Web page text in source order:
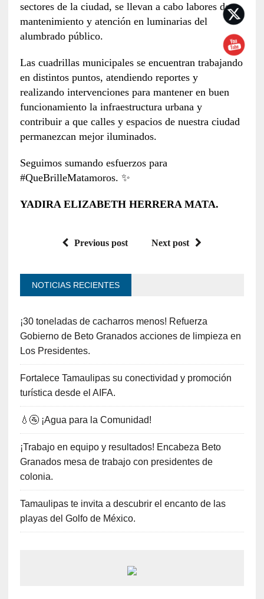
sectores de la ciudad, se llevan a cabo labores de
mantenimiento y atención en luminarias del
alumbrado público.
Las cuadrillas municipales se encuentran trabajando
en distintos puntos, atendiendo reportes y
realizando intervenciones para mantener en buen
funcionamiento la infraestructura urbana y
contribuir a que calles y espacios de nuestra ciudad
permanezcan mejor iluminados.
Seguimos sumando esfuerzos para
#QueBrilleMatamoros. ✨
YADIRA ELIZABETH HERRERA MATA.
Previous post Next post
NOTICIAS RECIENTES
¡30 toneladas de cacharros menos! Refuerza
Gobierno de Beto Granados acciones de limpieza en
Los Presidentes.
Fortalece Tamaulipas su conectividad y promoción
turística desde el AIFA.
💧🚰 ¡Agua para la Comunidad!
¡Trabajo en equipo y resultados! Encabeza Beto
Granados mesa de trabajo con presidentes de
colonia.
Tamaulipas te invita a descubrir el encanto de las
playas del Golfo de México.